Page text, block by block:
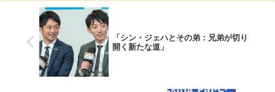
「シン・ジェハとその弟：兄弟が切り
開く新たな道」